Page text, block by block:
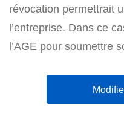
révocation permettrait
l’entreprise. Dans ce
l’AGE pour soumettre